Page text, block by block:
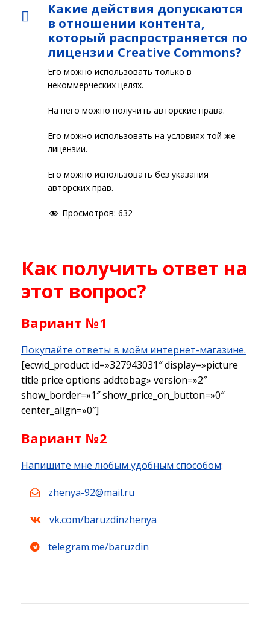
Какие действия допускаются
в отношении контента,
который распространяется по
лицензии Creative Commons?
Его можно использовать только в
некоммерческих целях.
На него можно получить авторские права.
Его можно использовать на условиях той же
лицензии.
Его можно использовать без указания
авторских прав.
Просмотров: 632
Как получить ответ на
этот вопрос?
Вариант №1
Покупайте ответы в моём интернет-магазине.
[ecwid_product id=»327943031″ display=»picture
title price options addtobag» version=»2″
show_border=»1″ show_price_on_button=»0″
center_align=»0″]
Вариант №2
Напишите мне любым удобным способом:
zhenya-92@mail.ru
vk.com/baruzdinzhenya
telegram.me/baruzdin